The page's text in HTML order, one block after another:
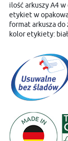
ilość arkuszy A4
etykiet w
format arkusza do
kolor etykiety: